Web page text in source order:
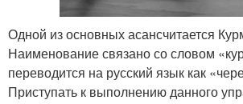
Одной из основных асансчитается
Наименование связано со словом
переводится на русский язык как
Приступать к выполнению данного